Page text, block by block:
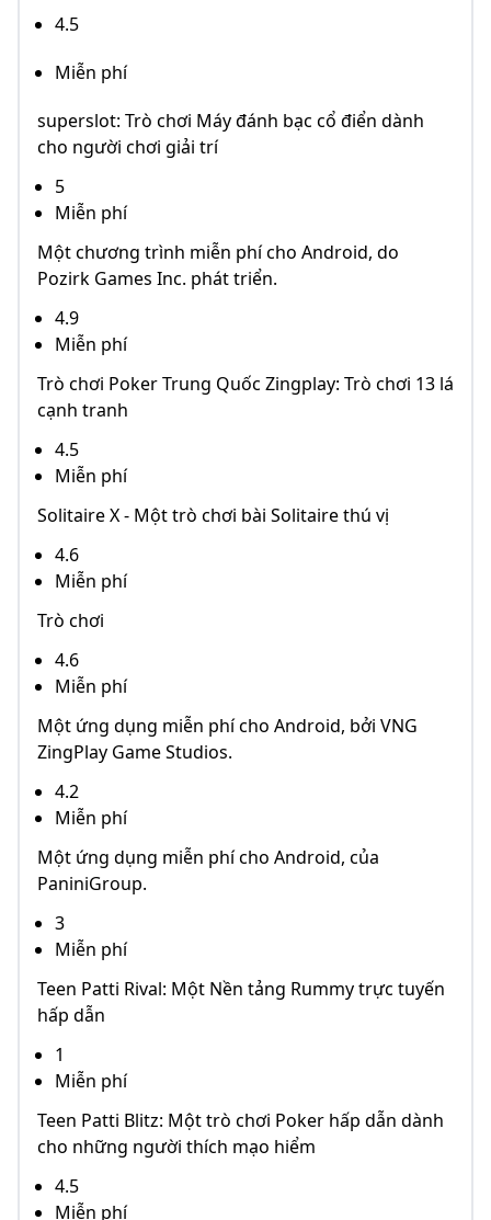
4.5
Miễn phí
superslot: Trò chơi Máy đánh bạc cổ điển dành
cho người chơi giải trí
5
Miễn phí
Một chương trình miễn phí cho Android, do
Pozirk Games Inc. phát triển.
4.9
Miễn phí
Trò chơi Poker Trung Quốc Zingplay: Trò chơi 13 lá
cạnh tranh
4.5
Miễn phí
Solitaire X - Một trò chơi bài Solitaire thú vị
4.6
Miễn phí
Trò chơi
4.6
Miễn phí
Một ứng dụng miễn phí cho Android, bởi VNG
ZingPlay Game Studios.
4.2
Miễn phí
Một ứng dụng miễn phí cho Android, của
PaniniGroup.
3
Miễn phí
Teen Patti Rival: Một Nền tảng Rummy trực tuyến
hấp dẫn
1
Miễn phí
Teen Patti Blitz: Một trò chơi Poker hấp dẫn dành
cho những người thích mạo hiểm
4.5
Miễn phí